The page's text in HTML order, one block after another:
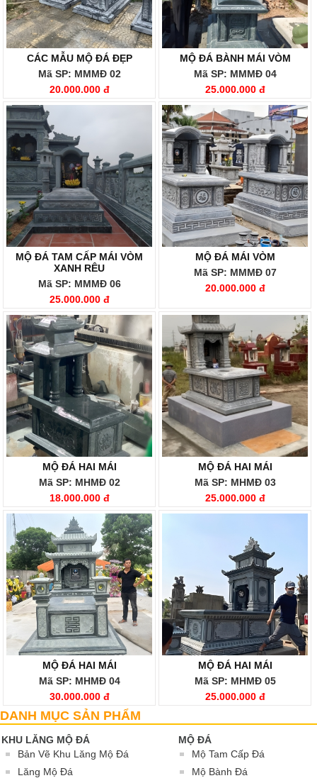
CÁC MẪU MỘ ĐÁ ĐẸP
Mã SP: MMMĐ 02
20.000.000 đ
MỘ ĐÁ BÀNH MÁI VÒM
Mã SP: MMMĐ 04
25.000.000 đ
MỘ ĐÁ TAM CẤP MÁI VÒM
XANH RÊU
Mã SP: MMMĐ 06
25.000.000 đ
MỘ ĐÁ MÁI VÒM
Mã SP: MMMĐ 07
20.000.000 đ
MỘ ĐÁ HAI MÁI
Mã SP: MHMĐ 02
18.000.000 đ
MỘ ĐÁ HAI MÁI
Mã SP: MHMĐ 03
25.000.000 đ
MỘ ĐÁ HAI MÁI
Mã SP: MHMĐ 04
30.000.000 đ
MỘ ĐÁ HAI MÁI
Mã SP: MHMĐ 05
25.000.000 đ
DANH MỤC SẢN PHẨM
KHU LĂNG MỘ ĐÁ
Bản Vẽ Khu Lăng Mộ Đá
Lăng Mộ Đá
MỘ ĐÁ
Mộ Tam Cấp Đá
Mộ Bành Đá